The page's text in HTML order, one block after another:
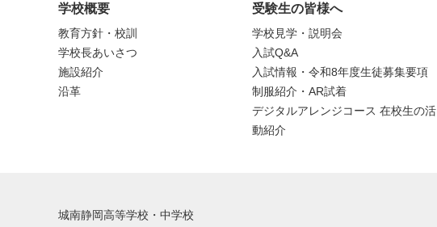
学校概要
教育方針・校訓
学校長あいさつ
施設紹介
沿革
受験生の皆様へ
学校見学・説明会
入試Q&A
入試情報・令和8年度生徒募集要項
制服紹介・AR試着
デジタルアレンジコース 在校生の活
動紹介
城南静岡高等学校・中学校